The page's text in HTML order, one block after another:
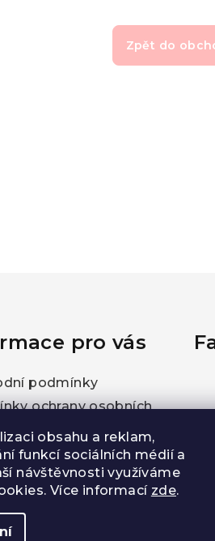
obsahu a reklam,
funkcí sociálních médií a
návštěvnosti využíváme
Více informací zde.
Zpět do
pro vás
podmínky
ochrany osobních